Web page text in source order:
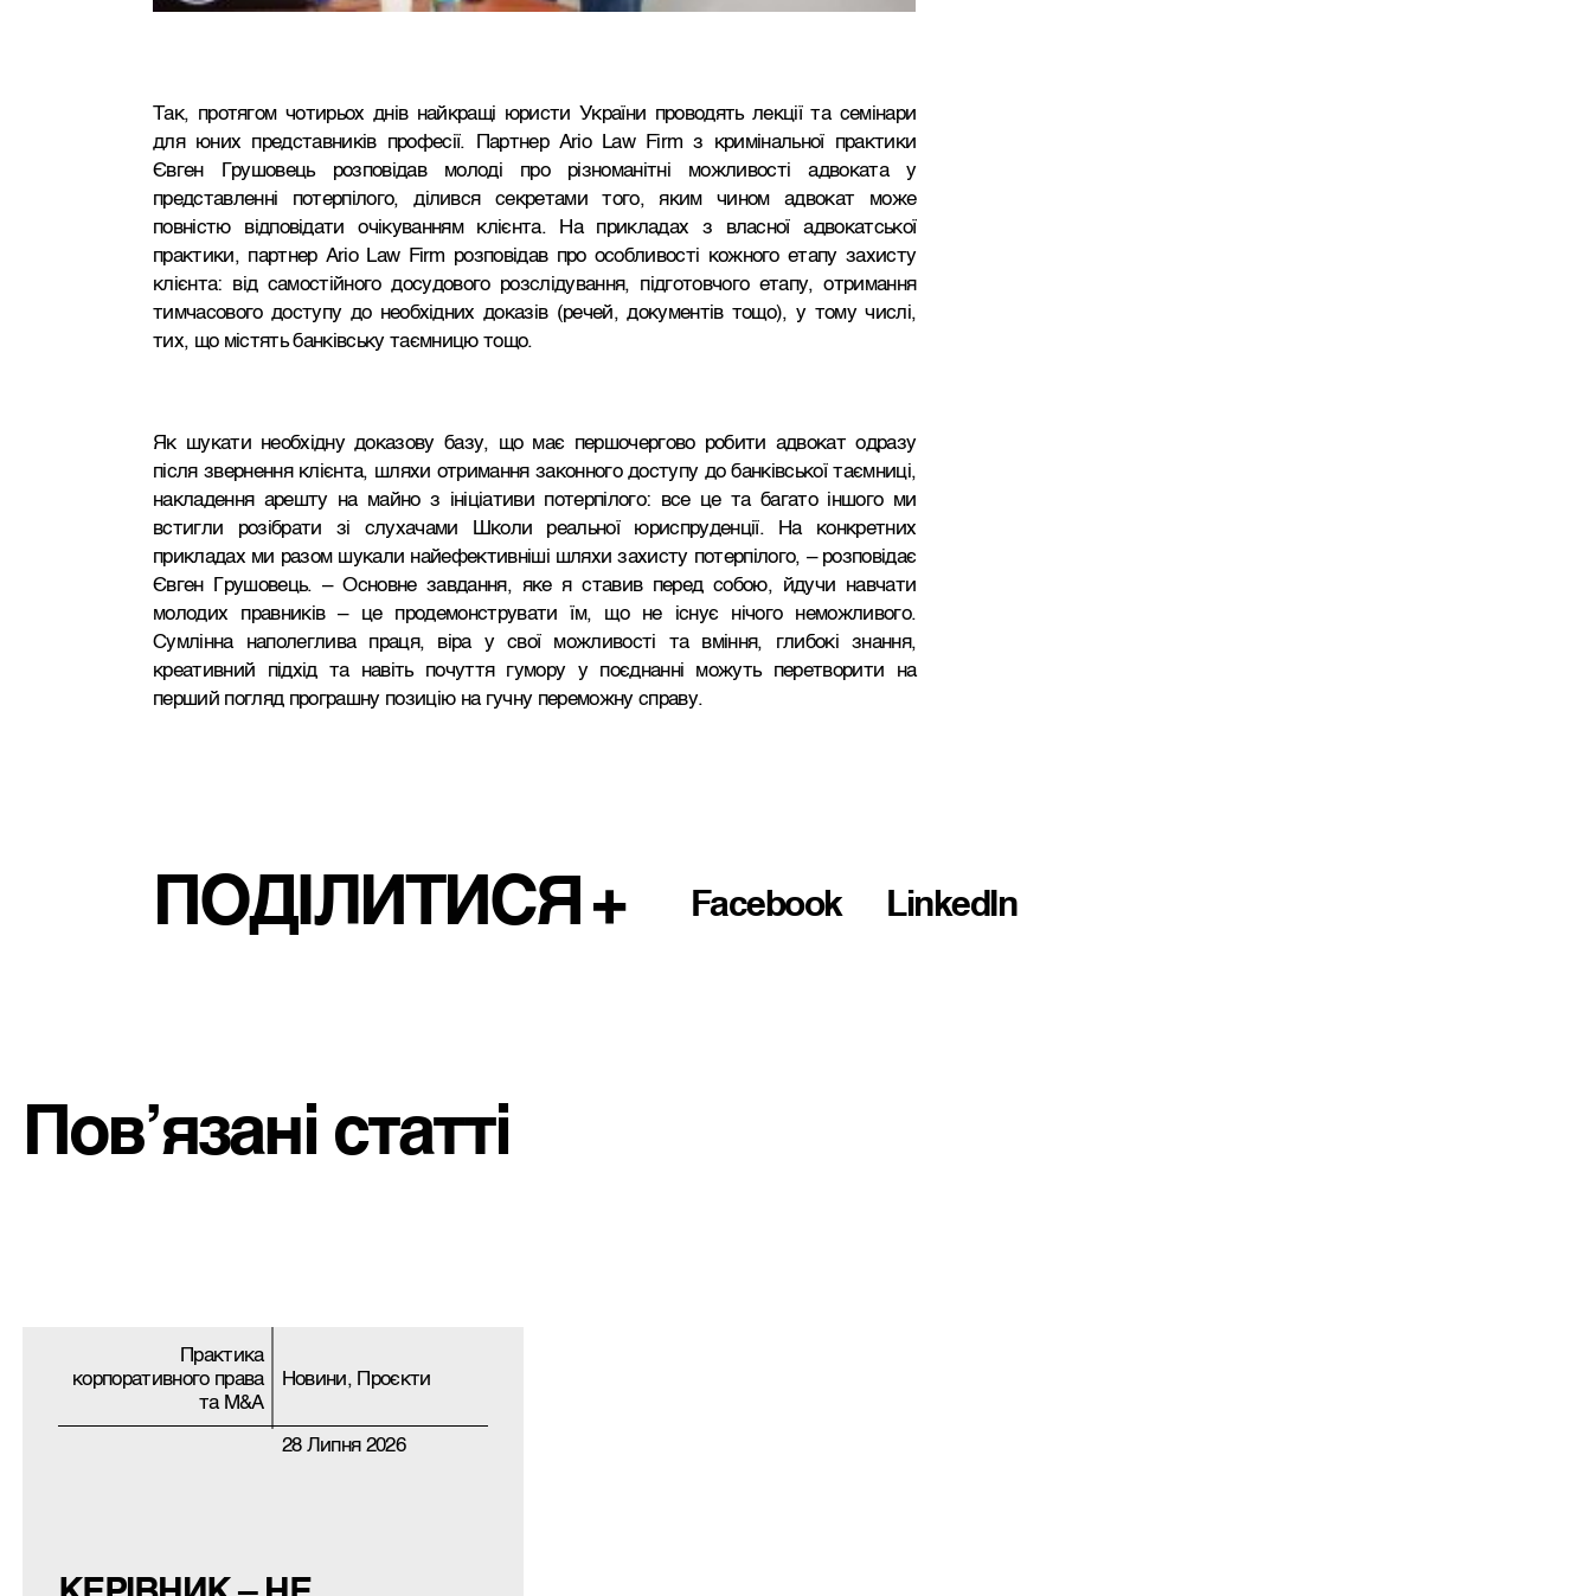
Так, протягом чотирьох днів найкращі юристи України проводять лекції та семінари
для юних представників професії. Партнер Ario Law Firm з кримінальної практики
Євген Грушовець розповідав молоді про різноманітні можливості адвоката у
представленні потерпілого, ділився секретами того, яким чином адвокат може
повністю відповідати очікуванням клієнта. На прикладах з власної адвокатської
практики, партнер Ario Law Firm розповідав про особливості кожного етапу захисту
клієнта: від самостійного досудового розслідування, підготовчого етапу, отримання
тимчасового доступу до необхідних доказів (речей, документів тощо), у тому числі,
тих, що містять банківську таємницю тощо.
Як шукати необхідну доказову базу, що має першочергово робити адвокат одразу
після звернення клієнта, шляхи отримання законного доступу до банківської таємниці,
накладення арешту на майно з ініціативи потерпілого: все це та багато іншого ми
встигли розібрати зі слухачами Школи реальної юриспруденції. На конкретних
прикладах ми разом шукали найефективніші шляхи захисту потерпілого, – розповідає
Євген Грушовець. – Основне завдання, яке я ставив перед собою, йдучи навчати
молодих правників – це продемонструвати їм, що не існує нічого неможливого.
Сумлінна наполеглива праця, віра у свої можливості та вміння, глибокі знання,
креативний підхід та навіть почуття гумору у поєднанні можуть перетворити на
перший погляд програшну позицію на гучну переможну справу.
ПОДІЛИТИСЯ Facebook LinkedIn
Пов’язані статті
Практика
корпоративного права
та M&A
Новини, Проєкти
28 Липня 2026